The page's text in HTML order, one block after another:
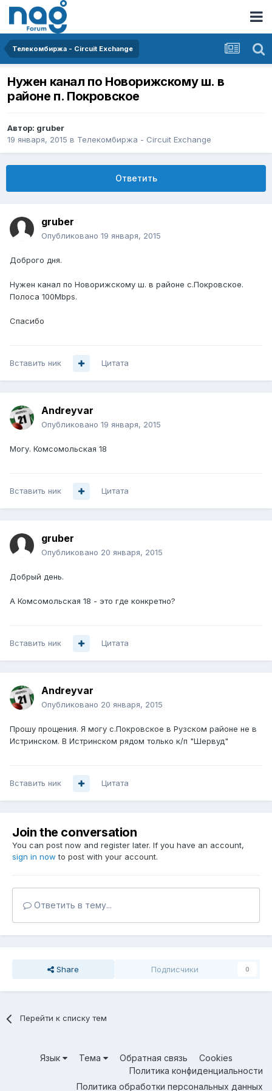
Телекомбиржа - Circuit Exchange
Нужен канал по Новорижскому ш. в
районе п. Покровское
Автор: gruber
19 января, 2015 в Телекомбиржа - Circuit Exchange
Ответить
gruber
Опубликовано 19 января, 2015
Доброго дня.
Нужен канал по Новорижскому ш. в районе c.Покровское.
Полоса 100Mbps.
Спасибо
Вставить ник Цитата
Andreyvar
Опубликовано 19 января, 2015
Могу. Комсомольская 18
Вставить ник Цитата
gruber
Опубликовано 20 января, 2015
Добрый день.
А Комсомольская 18 - это где конкретно?
Вставить ник Цитата
Andreyvar
Опубликовано 20 января, 2015
Прошу прощения. Я могу с.Покровское в Рузском районе не в
Истринском. В Истринском рядом только к/п "Шервуд"
Вставить ник Цитата
Join the conversation
You can post now and register later. If you have an account,
sign in now to post with your account.
Ответить в тему...
Share Подписчики 0
Перейти к списку тем
Язык Тема Обратная связь
Cookies
Политика конфиденциальности
Политика обработки персональных данных